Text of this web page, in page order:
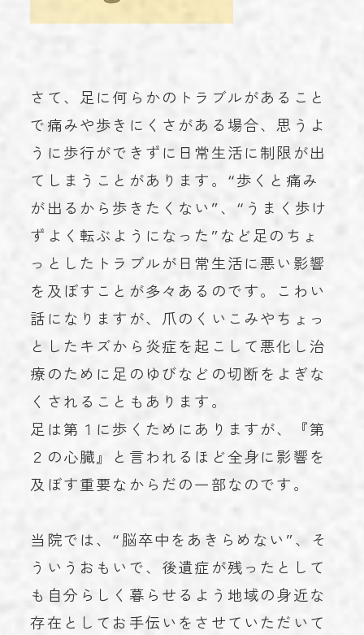
さて、足に何らかのトラブルがあること
で痛みや歩きにくさがある場合、思うよ
うに歩行ができずに日常生活に制限が出
てしまうことがあります。“歩くと痛み
が出るから歩きたくない”、“うまく歩け
ずよく転ぶようになった”など足のちょ
っとしたトラブルが日常生活に悪い影響
を及ぼすことが多々あるのです。こわい
話になりますが、爪のくいこみやちょっ
としたキズから炎症を起こして悪化し治
療のために足のゆびなどの切断をよぎな
くされることもあります。
足は第１に歩くためにありますが、『第
２の心臓』と言われるほど全身に影響を
及ぼす重要なからだの一部なのです。
当院では、“脳卒中をあきらめない”、そ
ういうおもいで、後遺症が残ったとして
も自分らしく暮らせるよう地域の身近な
存在としてお手伝いをさせていただいて